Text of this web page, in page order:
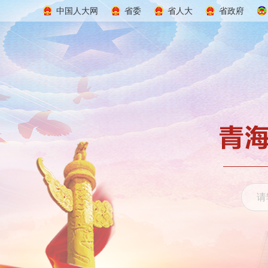
中国人大网 省委 省人大 省政府